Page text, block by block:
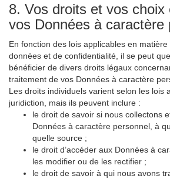
8. Vos droits et vos choix
vos Données à caractère
En fonction des lois applicables en
données et de confidentialité, il se peut
bénéficier de divers droits légaux
traitement de vos Données à caractère
Les droits individuels varient selon les lois
juridiction, mais ils peuvent inclure :
le droit de savoir si nous collectons
Données à caractère personnel, à
quelle source ;
le droit d’accéder aux Données à
les modifier ou de les rectifier ;
le droit de savoir à qui nous avons